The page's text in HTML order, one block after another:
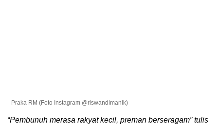
Praka RM (Foto Instagram @riswandimanik)
“Pembunuh merasa rakyat kecil, preman berseragam” tulis